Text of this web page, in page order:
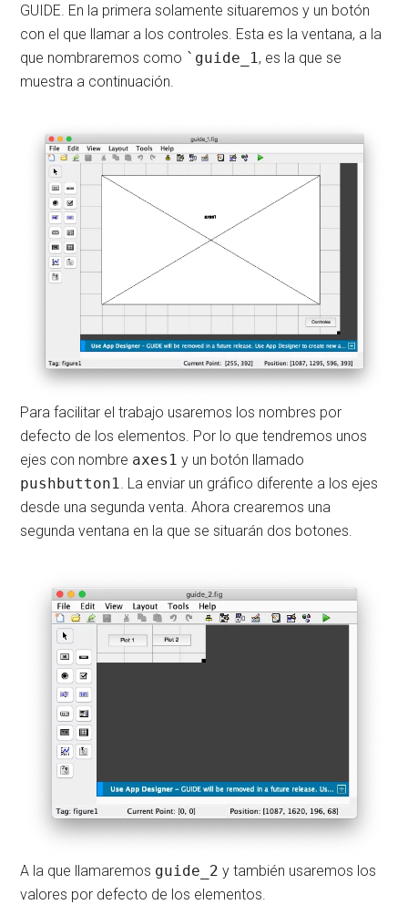
GUIDE. En la primera solamente situaremos y un botón
con el que llamar a los controles. Esta es la ventana, a la
que nombraremos como `guide_1 , es la que se
muestra a continuación.
Para facilitar el trabajo usaremos los nombres por
defecto de los elementos. Por lo que tendremos unos
ejes con nombre axes1 y un botón llamado
pushbutton1
. La enviar un gráfico diferente a los ejes
desde una segunda venta. Ahora crearemos una
segunda ventana en la que se situarán dos botones.
A la que llamaremos guide_2 y también usaremos los
valores por defecto de los elementos.